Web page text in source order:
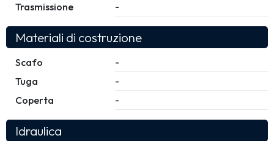
Trasmissione -
Materiali di costruzione
Scafo -
Tuga -
Coperta -
Idraulica